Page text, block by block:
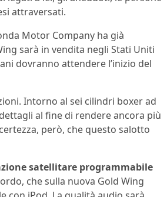
attraversati.
Motor Company ha già
sarà in vendita negli Stati Uniti
dovranno attendere l’inizio del
Intorno al sei cilindri boxer ad
al fine di rendere ancora più
però, che questo salotto
satellitare programmabile
che sulla nuova Gold Wing